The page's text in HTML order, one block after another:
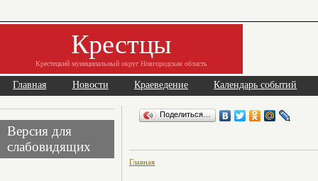
Крестцы
Крестецкий муниципальный округ Новгородская область
Главная Новости Краеведение Календарь событий
Версия для
слабовидящих
Поделиться…
Главная